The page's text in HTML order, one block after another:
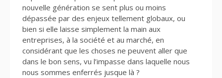
nouvelle génération se sent plus ou moins
dépassée par des enjeux tellement globaux, ou
bien si elle laisse simplement la main aux
entreprises, à la société et au marché, en
considérant que les choses ne peuvent aller que
dans le bon sens, vu l’impasse dans laquelle nous
nous sommes enferrés jusque là ?